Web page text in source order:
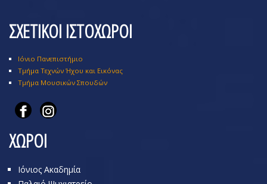
ΣΧΕΤΙΚΟΙ ΙΣΤΟΧΩΡΟΙ
Ιόνιο Πανεπιστήμιο
Τμήμα Τεχνών Ήχου και Εικόνας
Τμήμα Μουσικών Σπουδών
ΧΩΡΟΙ
Ιόνιος Ακαδημία